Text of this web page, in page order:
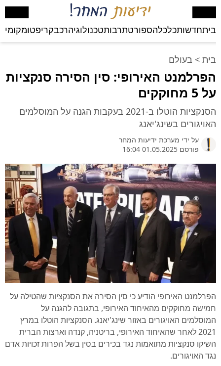
ביתחדשותכלכלהספורטתרבותטכנולוגיהרכבקריפטומקומי
בית > בעולם
הפרלמנט האירופי: סין הסירה סנקציות
על 5 מחוקקים
הסנקציות הוטלו ב-2021 בעקבות הגנה על המוסלמים
האויגורים בשינג'יאנג
על ידי מערכת ידיעות המחר
פורסם 01.05.2025 16:04
הפרלמנט האירופי הודיע כי סין הסירה את הסנקציות שהטילה על
חמישה מחוקקים מהאיחוד האירופי, בתגובה להגנה על
המוסלמים האויגורים באזור שינג'יאנג. הסנקציות הוטלו במרץ
2021 לאחר שהאיחוד האירופי, בריטניה, קנדה וארצות הברית
השיקו סנקציות מתואמות נגד בכירים בסין בשל הפרות זכויות אדם
נגד האויגורים.